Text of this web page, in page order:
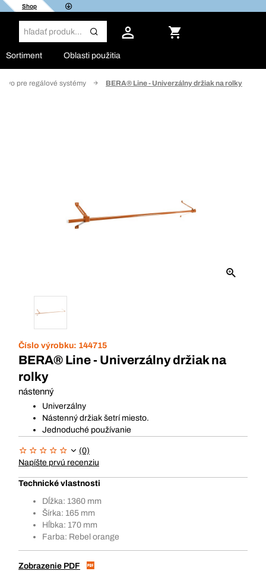
Shop
Sortiment Oblasti použitia
pre regálové systémy BERA® Line - Univerzálny držiak na rolky
Číslo výrobku: 144715
BERA® Line - Univerzálny držiak na
rolky
nástenný
Univerzálny
Nástenný držiak šetrí miesto.
Jednoduché používanie
(0)
Napíšte prvú recenziu
Technické vlastnosti
Dĺžka: 1360 mm
Šírka: 165 mm
Hĺbka: 170 mm
Farba: Rebel orange
Zobrazenie PDF